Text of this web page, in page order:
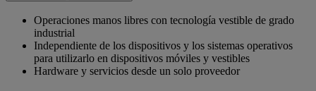
Operaciones manos libres con tecnología vestible de grado
industrial
Independiente de los dispositivos y los sistemas operativos
para utilizarlo en dispositivos móviles y vestibles
Hardware y servicios desde un solo proveedor